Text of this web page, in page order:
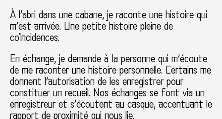
À l’abri dans une cabane, je raconte une histoire qui
m’est arrivée. Une petite histoire pleine de
coïncidences.
En échange, je demande à la personne qui m’écoute
de me raconter une histoire personnelle. Certains me
donnent l’autorisation de les enregistrer pour
constituer un recueil. Nos échanges se font via un
enregistreur et s’écoutent au casque, accentuant le
rapport de proximité qui nous lie.